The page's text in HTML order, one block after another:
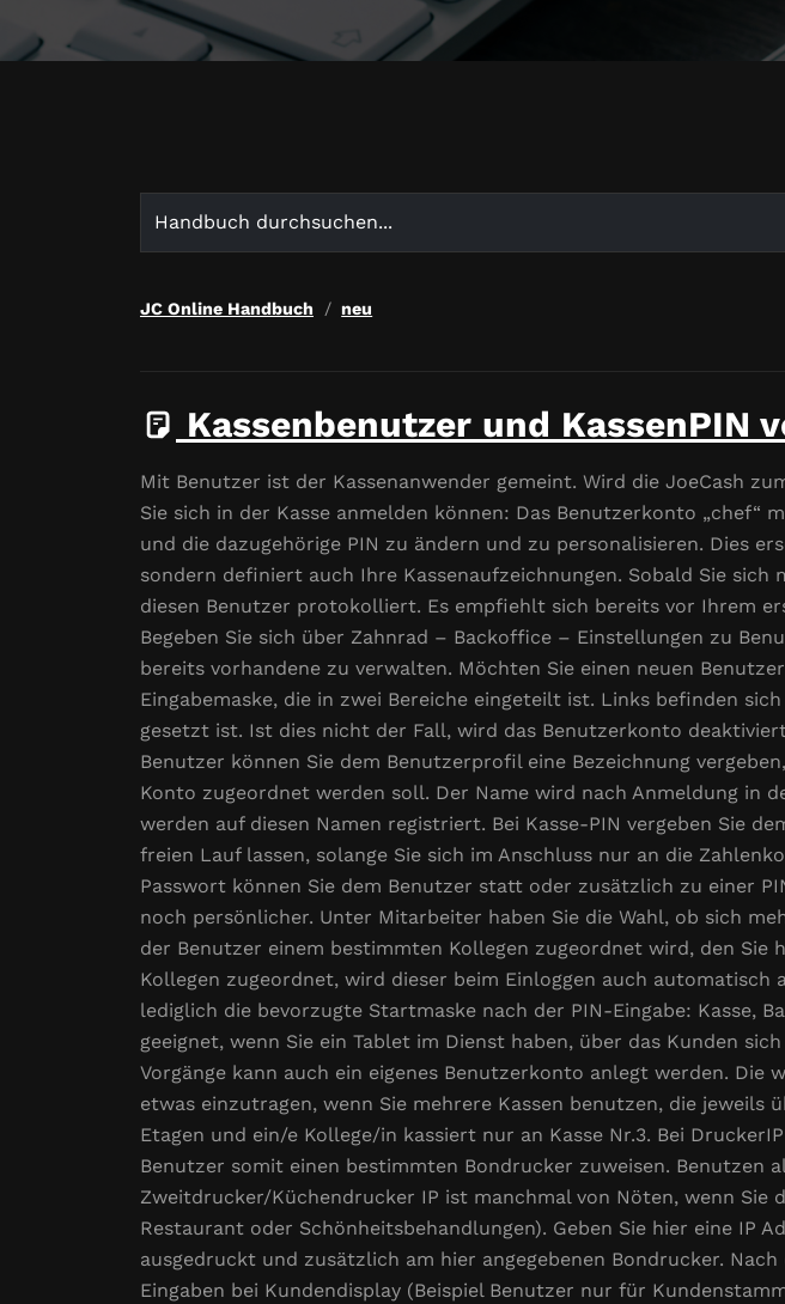
for:
JC Online Handbuch neu
Kassenbenutzer und KassenPIN
Mit Benutzer ist der Kassenanwender gemeint. Wird die JoeCash
Sie sich in der Kasse anmelden können: Das Benutzerkonto
und die dazugehörige PIN zu ändern und zu personalisieren. Dies
sondern definiert auch Ihre Kassenaufzeichnungen. Sobald Sie
diesen Benutzer protokolliert. Es empfiehlt sich bereits vor Ihrem
Begeben Sie sich über Zahnrad – Backoffice – Einstellungen zu
bereits vorhandene zu verwalten. Möchten Sie einen neuen
Eingabemaske, die in zwei Bereiche eingeteilt ist. Links befinden
gesetzt ist. Ist dies nicht der Fall, wird das Benutzerkonto
Benutzer können Sie dem Benutzerprofil eine Bezeichnung
Konto zugeordnet werden soll. Der Name wird nach Anmeldung in
werden auf diesen Namen registriert. Bei Kasse-PIN vergeben Sie
freien Lauf lassen, solange Sie sich im Anschluss nur an die
Passwort können Sie dem Benutzer statt oder zusätzlich zu einer
noch persönlicher. Unter Mitarbeiter haben Sie die Wahl, ob sich
der Benutzer einem bestimmten Kollegen zugeordnet wird, den
Kollegen zugeordnet, wird dieser beim Einloggen auch
lediglich die bevorzugte Startmaske nach der PIN-Eingabe: Kasse,
geeignet, wenn Sie ein Tablet im Dienst haben, über das Kunden
Vorgänge kann auch ein eigenes Benutzerkonto anlegt werden.
etwas einzutragen, wenn Sie mehrere Kassen benutzen, die jeweils
Etagen und ein/e Kollege/in kassiert nur an Kasse Nr.3. Bei
Benutzer somit einen bestimmten Bondrucker zuweisen. Benutzen
Zweitdrucker/Küchendrucker IP ist manchmal von Nöten, wenn Sie
Restaurant oder Schönheitsbehandlungen). Geben Sie hier eine IP
ausgedruckt und zusätzlich am hier angegebenen Bondrucker.
Eingaben bei Kundendisplay (Beispiel Benutzer nur für